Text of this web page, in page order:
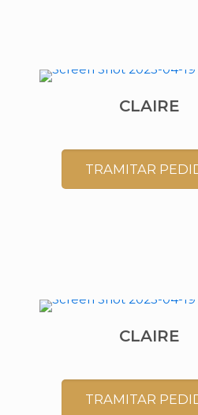
CLAIRE
TRAMITAR
CLAIRE
TRAMITAR